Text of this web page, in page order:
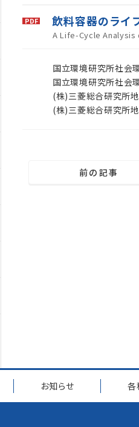
飲料容器のライ
A Life-Cycle
国立環境研究所社会
国立環境研究所社会
(株)三菱総合研究所
(株)三菱総合研究所
前の記事
お知らせ 各